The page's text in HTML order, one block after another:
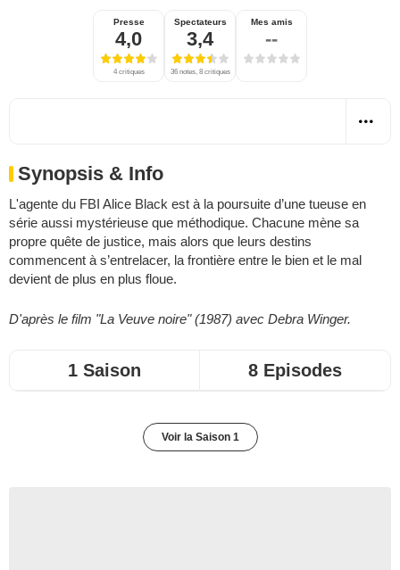
Presse
4,0
4 critiques
Spectateurs
3,4
36 notes, 8 critiques
Mes amis
--
Synopsis & Info
L'agente du FBI Alice Black est à la poursuite d’une tueuse en
série aussi mystérieuse que méthodique. Chacune mène sa
propre quête de justice, mais alors que leurs destins
commencent à s’entrelacer, la frontière entre le bien et le mal
devient de plus en plus floue.
D'après le film "La Veuve noire" (1987) avec Debra Winger.
1 Saison 8 Episodes
Voir la Saison 1